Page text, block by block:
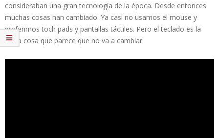
consideraban una gran tecnología de la época. Desde entonces
muchas cosas han cambiado. Ya casi no usamos el mouse y
preferimos toch pads y pantallas táctiles. Pero el teclado es la
única cosa que parece que no va a cambiar.